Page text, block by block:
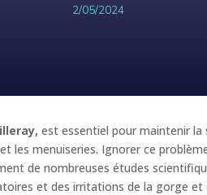
2/05/2024
est essentiel pour maintenir
menuiseries. Ignorer ce
de nombreuses études
et des irritations de la gorge et